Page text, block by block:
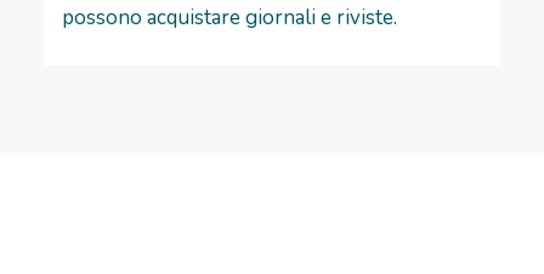
possono acquistare giornali e riviste.